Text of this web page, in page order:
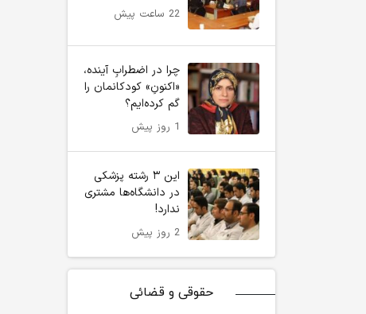
22 ساعت پیش
چرا در اضطرابِ آینده،
«اکنونِ» کودکانمان را
گم کرده‌ایم؟
1 روز پیش
این ۳ رشته پزشکی
در دانشگاه‌ها مشتری
ندارد!
2 روز پیش
حقوقی و قضائی